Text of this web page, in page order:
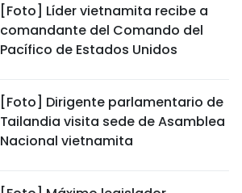
[Foto] Líder vietnamita recibe a
comandante del Comando del
Pacífico de Estados Unidos
[Foto] Dirigente parlamentario de
Tailandia visita sede de Asamblea
Nacional vietnamita